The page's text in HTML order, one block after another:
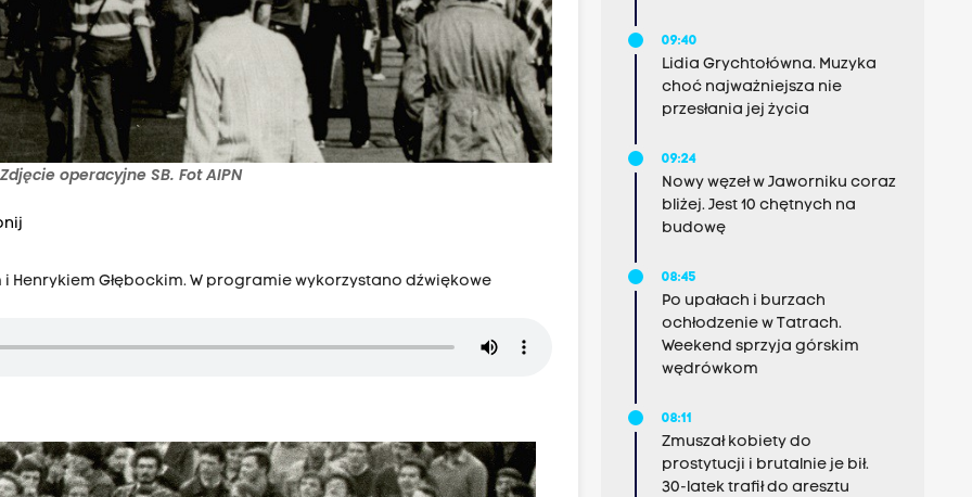
operacyjne SB. Fot AIPN
Henrykiem Głębockim. W programie wykorzystano dźwiękowe
09:40
Lidia Grychtołówna. Muzyka
choć najważniejsza nie
przesłania jej życia
09:24
Nowy węzeł w Jaworniku coraz
bliżej. Jest 10 chętnych na
budowę
08:45
Po upałach i burzach
ochłodzenie w Tatrach.
Weekend sprzyja górskim
wędrówkom
08:11
Zmuszał kobiety do
prostytucji i brutalnie je bił.
30-latek trafił do aresztu